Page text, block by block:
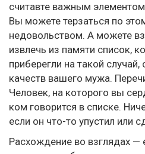
считавте важным
Вы можете терзаться по
недовольством. А можете
извлечь из памяти список,
приберегли на такой
качеств вашего мужа.
Человек, на которого вы
ком говорится в списке.
если он что-то упустил или
Расхождение во взглядах —